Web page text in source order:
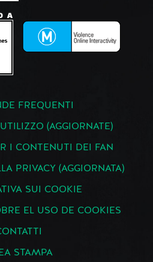
FREQUENTI
(AGGIORNATE)
I CONTENUTI DEI FAN
PRIVACY (AGGIORNATA)
SUI COOKIE
EL USO DE COOKIES
STAMPA